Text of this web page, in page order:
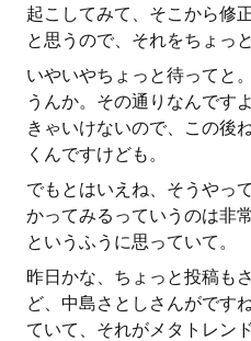
起こしてみて、そこから修
と思うので、それをちょっ
いやいやちょっと待ってと
うんか。その通りなんです
きゃいけないので、この後
くんですけども。
でもとはいえね、そうやっ
かってみるっていうのは非
というふうに思っていて。
昨日かな、ちょっと投稿も
ど、中島さとしさんがです
ていて、それがメタトレン